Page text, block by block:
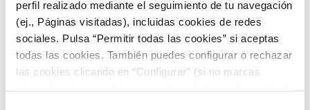
perfil realizado mediante el seguimiento de tu navegación
(ej., Páginas visitadas), incluidas cookies de redes
sociales. Pulsa “Permitir todas las cookies” si aceptas
todas las cookies. También puedes configurar o rechazar
las cookies clicando en “Configurar” (si no marcas
Receta de arroz meloso con gambas y alioli
artesano